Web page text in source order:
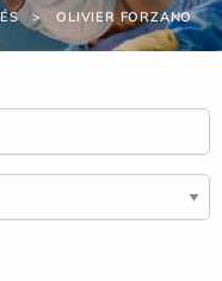
OLIVIER FORZANO